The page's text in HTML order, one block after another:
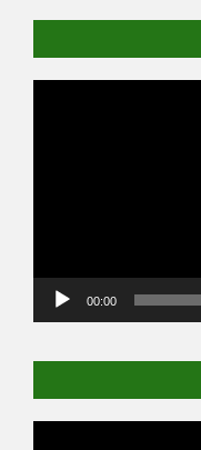
00:00